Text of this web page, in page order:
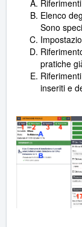
Elenco
Sono
pratiche
inseriti e